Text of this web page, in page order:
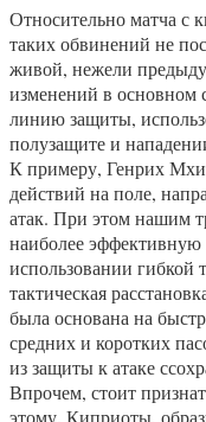
Относительно матча с
таких обвинений не
живой, нежели
изменений в основном
линию защиты,
полузащите и
К примеру, Генрих
действий на поле,
атак. При этом нашим
наиболее
использовании гибкой
тактическая
была основана на
средних и коротких
из защиты к атаке
Впрочем, стоит
этому. Киприоты,